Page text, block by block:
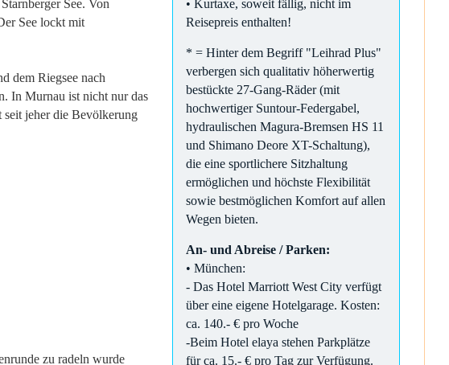
See. Von
See lockt mit
dem Riegsee nach
In Murnau ist nicht nur das
jeher die Bevölkerung
zu radeln wurde
• Kurtaxe, soweit fällig, nicht im
Reisepreis enthalten!
* = Hinter dem Begriff "Leihrad Plus"
verbergen sich qualitativ höherwertig
bestückte 27-Gang-Räder (mit
hochwertiger Suntour-Federgabel,
hydraulischen Magura-Bremsen HS 11
und Shimano Deore XT-Schaltung),
die eine sportlichere Sitzhaltung
ermöglichen und höchste Flexibilität
sowie bestmöglichen Komfort auf allen
Wegen bieten.
An- und Abreise / Parken:
• München:
- Das Hotel Marriott West City verfügt
über eine eigene Hotelgarage. Kosten:
ca. 140.- € pro Woche
-Beim Hotel elaya stehen Parkplätze
für ca. 15.- € pro Tag zur Verfügung.